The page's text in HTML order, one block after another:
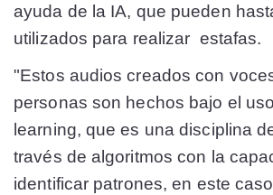
ayuda de la IA, que pueden
utilizados para realizar estafas.
"Estos audios creados con
personas son hechos bajo el
learning, que es una disciplina
través de algoritmos con la
identificar patrones, en este